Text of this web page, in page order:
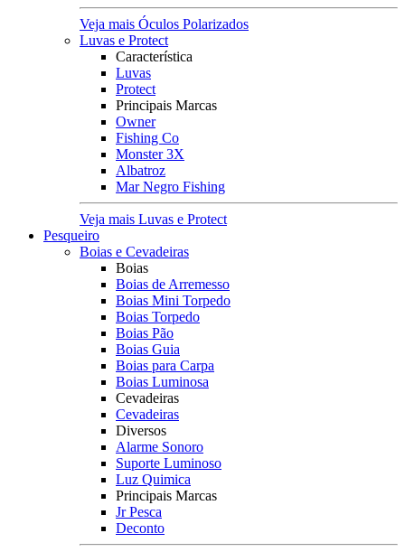
Veja mais Óculos Polarizados
Luvas e Protect
Característica
Luvas
Protect
Principais Marcas
Owner
Fishing Co
Monster 3X
Albatroz
Mar Negro Fishing
Veja mais Luvas e Protect
Pesqueiro
Boias e Cevadeiras
Boias
Boias de Arremesso
Boias Mini Torpedo
Boias Torpedo
Boias Pão
Boias Guia
Boias para Carpa
Boias Luminosa
Cevadeiras
Cevadeiras
Diversos
Alarme Sonoro
Suporte Luminoso
Luz Quimica
Principais Marcas
Jr Pesca
Deconto